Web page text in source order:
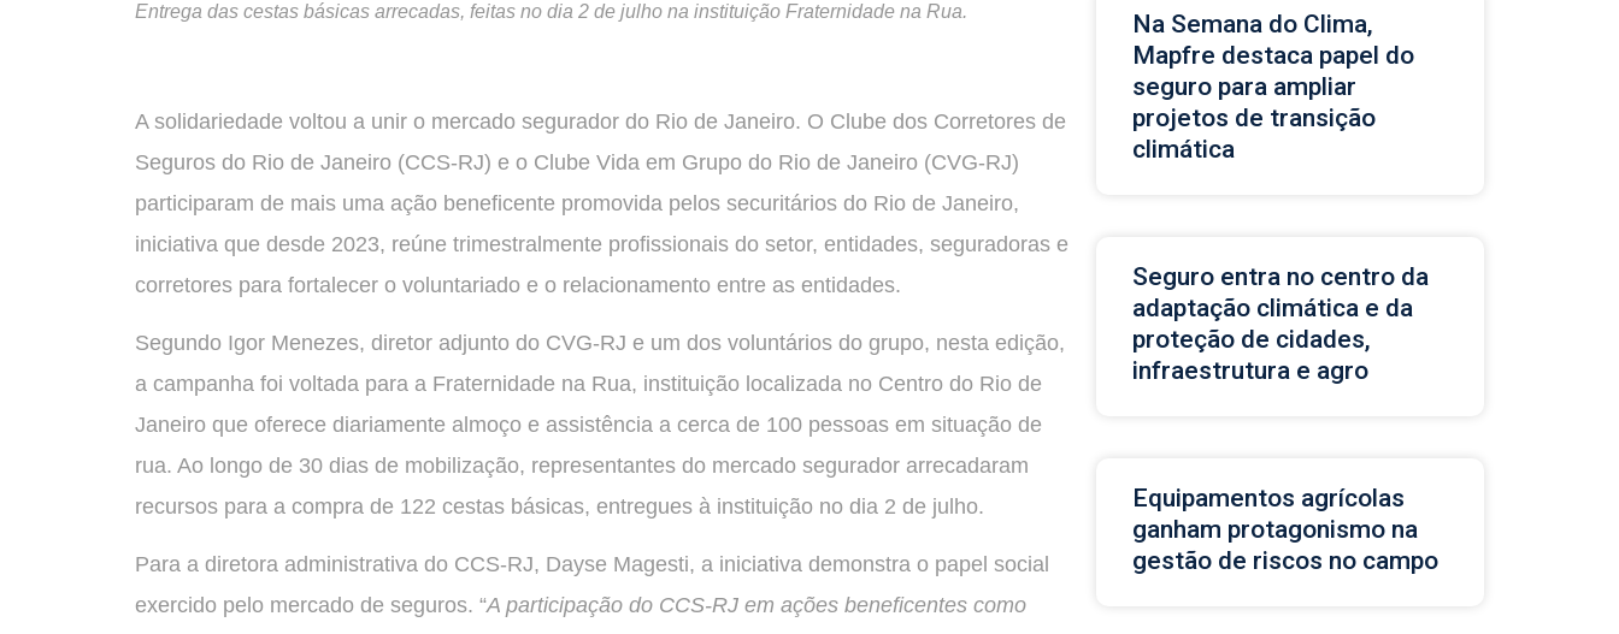
Entrega das cestas básicas arrecadas, feitas no dia 2 de julho na instituição Fraternidade na Rua.
A solidariedade voltou a unir o mercado segurador do Rio de Janeiro. O Clube dos Corretores de
Seguros do Rio de Janeiro (CCS-RJ) e o Clube Vida em Grupo do Rio de Janeiro (CVG-RJ)
participaram de mais uma ação beneficente promovida pelos securitários do Rio de Janeiro,
iniciativa que desde 2023, reúne trimestralmente profissionais do setor, entidades, seguradoras e
corretores para fortalecer o voluntariado e o relacionamento entre as entidades.
Segundo Igor Menezes, diretor adjunto do CVG-RJ e um dos voluntários do grupo, nesta edição,
a campanha foi voltada para a Fraternidade na Rua, instituição localizada no Centro do Rio de
Janeiro que oferece diariamente almoço e assistência a cerca de 100 pessoas em situação de
rua. Ao longo de 30 dias de mobilização, representantes do mercado segurador arrecadaram
recursos para a compra de 122 cestas básicas, entregues à instituição no dia 2 de julho.
Para a diretora administrativa do CCS-RJ, Dayse Magesti, a iniciativa demonstra o papel social
exercido pelo mercado de seguros. “A participação do CCS-RJ em ações beneficentes como
Na Semana do Clima,
Mapfre destaca papel do
seguro para ampliar
projetos de transição
climática
Seguro entra no centro da
adaptação climática e da
proteção de cidades,
infraestrutura e agro
Equipamentos agrícolas
ganham protagonismo na
gestão de riscos no campo